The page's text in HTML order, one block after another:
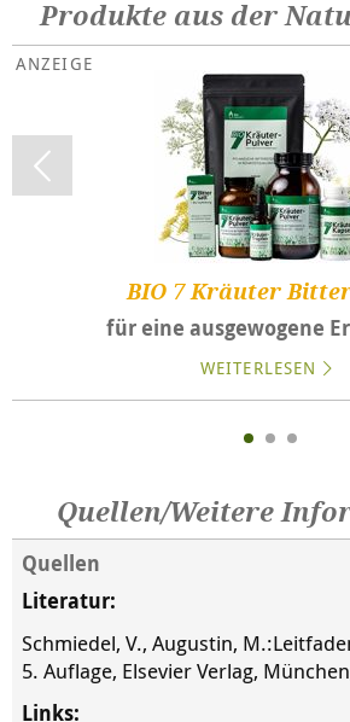
Produkte aus der
BIO 7 Kräuter
für eine ausgewogene
WEITERLESEN
Quellen/Weitere
Quellen
Literatur:
Schmiedel, V., Augustin,
5. Auflage, Elsevier Verlag,
Links: